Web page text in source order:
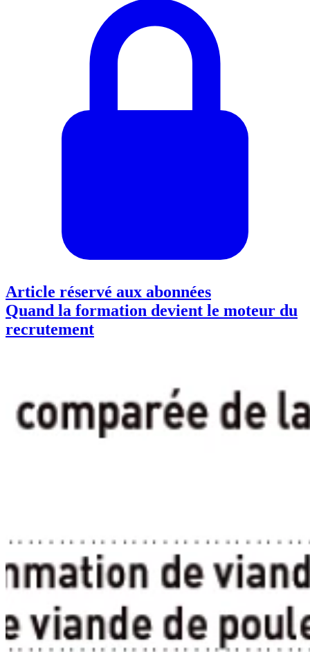
Article réservé aux abonnées
Quand la formation devient le moteur du
recrutement